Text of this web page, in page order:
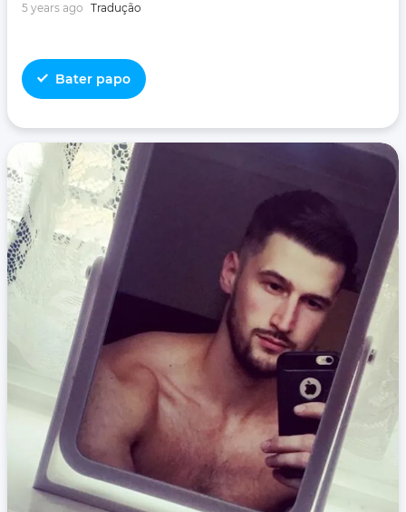
5 years ago Tradução
Bater papo